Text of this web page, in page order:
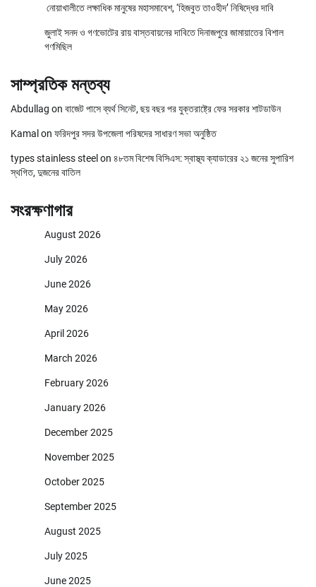
নোয়াখালীতে লক্ষাধিক মানুষের মহাসমাবেশ, ‘হিজবুত তাওহীদ’ নিষিদ্ধের দাবি
জুলাই সনদ ও গণভোটের রায় বাস্তবায়নের দাবিতে দিনাজপুরে জামায়াতের বিশাল
গণমিছিল
সাম্প্রতিক মন্তব্য
Abdullag on বাজেট পাসে ব্যর্থ সিনেট, ছয় বছর পর যুক্তরাষ্ট্রে ফের সরকার শাটডাউন
Kamal on ফরিদপুর সদর উপজেলা পরিষদের সাধারণ সভা অনুষ্ঠিত
types stainless steel on ৪৮তম বিশেষ বিসিএস: স্বাস্থ্য ক্যাডারের ২১ জনের সুপারিশ
স্থগিত, দুজনের বাতিল
সংরক্ষণাগার
August 2026
July 2026
June 2026
May 2026
April 2026
March 2026
February 2026
January 2026
December 2025
November 2025
October 2025
September 2025
August 2025
July 2025
June 2025